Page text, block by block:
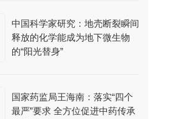
中国科学家研究：地壳断裂瞬间
释放的化学能成为地下微生物
的“阳光替身”
国家药监局王海南：落实“四个
最严”要求 全方位促进中药传承